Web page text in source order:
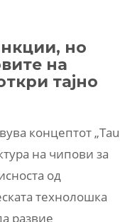
но
на
тајно
концептот „Tau
на чипови за
од
технолошка
развие